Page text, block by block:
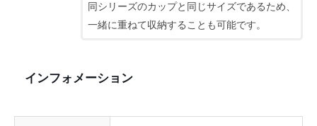
同シリーズのカップと同じサイズであるため、
一緒に重ねて収納することも可能です。
インフォメーション